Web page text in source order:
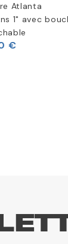
Atlanta
1" avec
€